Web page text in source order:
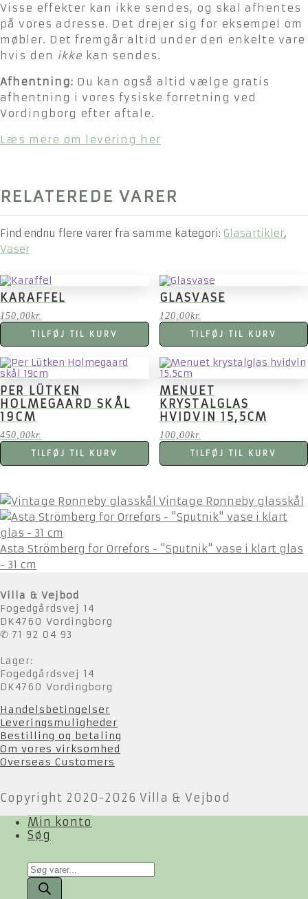
Visse effekter kan ikke sendes, og skal afhentes
på vores adresse. Det drejer sig for eksempel om
møbler. Det fremgår altid under den enkelte vare
hvis den ikke kan sendes.
Afhentning: Du kan også altid vælge gratis
afhentning i vores fysiske forretning ved
Vordingborg efter aftale.
Læs mere om levering her
RELATEREDE VARER
Find endnu flere varer fra samme kategori: Glasartikler,
Vaser
KARAFFEL
150,00kr.
TILFØJ TIL KURV
GLASVASE
120,00kr.
TILFØJ TIL KURV
PER LÜTKEN
HOLMEGAARD SKÅL
19CM
450,00kr.
TILFØJ TIL KURV
MENUET
KRYSTALGLAS
HVIDVIN 15,5CM
100,00kr.
TILFØJ TIL KURV
Vintage Ronneby glasskål
Asta Strömberg for Orrefors - "Sputnik" vase i klart glas
- 31 cm
Villa & Vejbod
Fogedgårdsvej 14
DK4760 Vordingborg
✆ 71 92 04 93
Lager:
Fogedgårdsvej 14
DK4760 Vordingborg
Handelsbetingelser
Leveringsmuligheder
Bestilling og betaling
Om vores virksomhed
Overseas Customers
Copyright 2020-2026 Villa & Vejbod
Min konto
Søg
Products
search